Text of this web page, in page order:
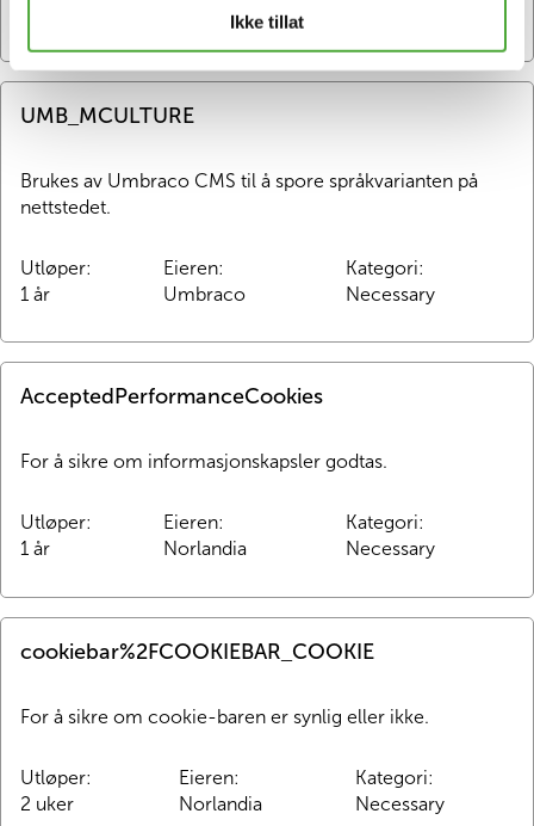
Ikke tillat
Umbraco
UMB_MCULTURE
Brukes av Umbraco CMS til å spore språkvarianten på
nettstedet.
Utløper:
1 år
Eieren:
Umbraco
Kategori:
Necessary
AcceptedPerformanceCookies
For å sikre om informasjonskapsler godtas.
Utløper:
1 år
Eieren:
Norlandia
Kategori:
Necessary
cookiebar%2FCOOKIEBAR_COOKIE
For å sikre om cookie-baren er synlig eller ikke.
Utløper:
2 uker
Eieren:
Norlandia
Kategori:
Necessary